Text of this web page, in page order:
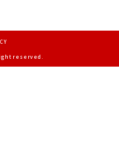
reserved.